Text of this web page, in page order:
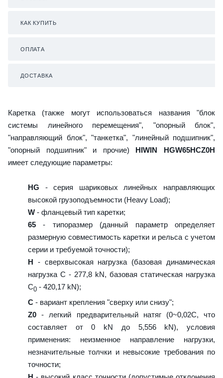
КАК КУПИТЬ
ОПЛАТА
ДОСТАВКА
Каретка (также могут использоваться названия "блок
системы линейного перемещения", "опорный блок",
"направляющий блок", "танкетка", "линейный подшипник",
"опорный подшипник" и прочие) HIWIN HGW65HCZ0H
имеет следующие параметры:
HG - серия шариковых линейных направляющих
высокой грузоподъемности (Heavy Load);
W - фланцевый тип каретки;
65 - типоразмер (данный параметр определяет
размерную совместимость каретки и рельса с учетом
серии и требуемой точности);
H - сверхвысокая нагрузка (базовая динамическая
нагрузка C - 277,8 kN, базовая статическая нагрузка
С0 - 420,17 kN);
C - вариант крепления "сверху или снизу";
Z0 - легкий предварительный натяг (0~0,02C, что
составляет от 0 kN до 5,556 kN), условия
применения: неизменное направление нагрузки,
незначительные толчки и невысокие требования по
точности;